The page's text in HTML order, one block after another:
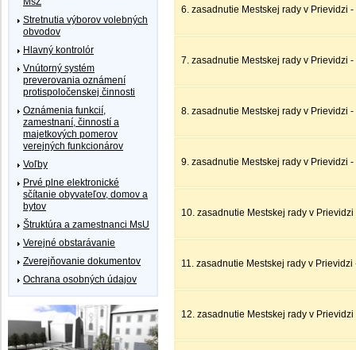
6. zasadnutie Mestskej rady v Prievidzi
7. zasadnutie Mestskej rady v Prievidzi
8. zasadnutie Mestskej rady v Prievidzi
9. zasadnutie Mestskej rady v Prievidzi
10. zasadnutie Mestskej rady v
11. zasadnutie Mestskej rady v Prievidzi
12. zasadnutie Mestskej rady v
Stretnutia výborov volebných
obvodov
Hlavný kontrolór
Vnútorný systém
preverovania oznámení
protispoločenskej činnosti
Oznámenia funkcií,
zamestnaní, činností a
majetkových pomerov
verejných funkcionárov
Voľby
Prvé plne elektronické
sčítanie obyvateľov, domov a
bytov
Štruktúra a zamestnanci MsU
Verejné obstarávanie
Zverejňovanie dokumentov
Ochrana osobných údajov